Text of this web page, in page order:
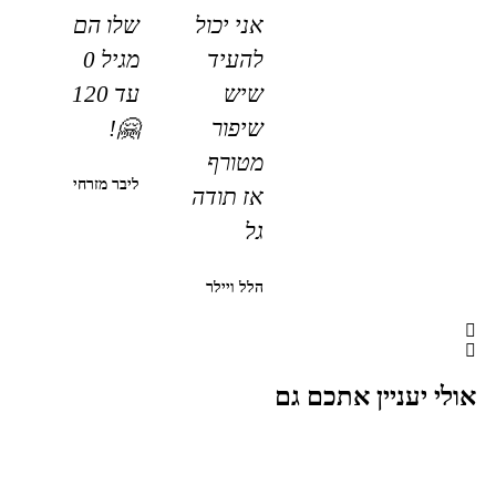
אני יכול
להעיד
שיש
שיפור
מטורף
אז תודה
גל
הלל ויילר
שלו הם
מגיל 0
עד 120
🤗!
ליבר מזרחי
אולי יעניין אתכם גם